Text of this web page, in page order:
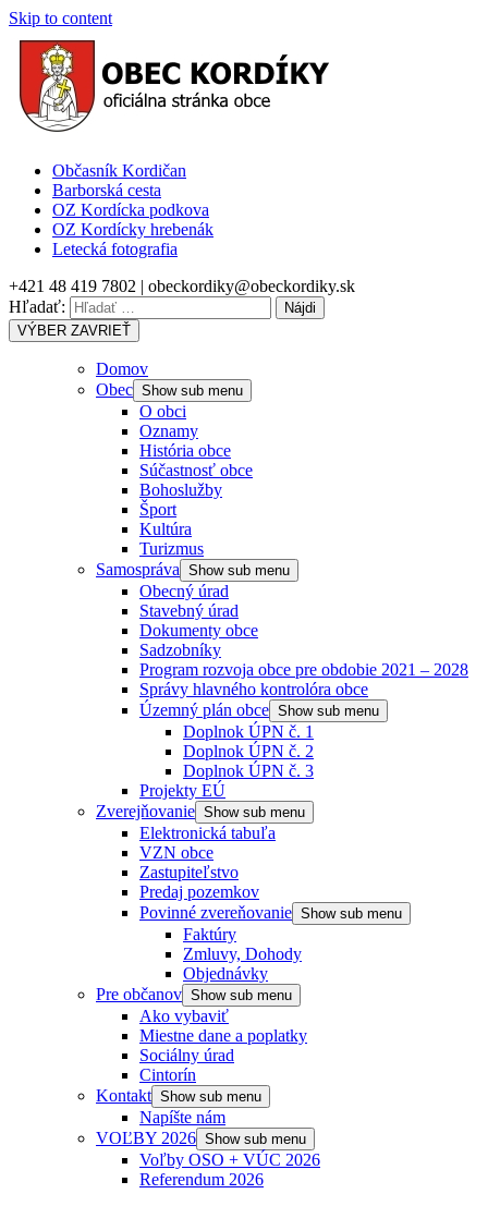
Skip to content
Občasník Kordičan
Barborská cesta
OZ Kordícka podkova
OZ Kordícky hrebenák
Letecká fotografia
+421 48 419 7802 | obeckordiky@obeckordiky.sk
Hľadať:
VÝBER ZAVRIEŤ
Domov
Obec Show sub menu
O obci
Oznamy
História obce
Súčastnosť obce
Bohoslužby
Šport
Kultúra
Turizmus
Samospráva Show sub menu
Obecný úrad
Stavebný úrad
Dokumenty obce
Sadzobníky
Program rozvoja obce pre obdobie 2021 – 2028
Správy hlavného kontrolóra obce
Územný plán obce Show sub menu
Doplnok ÚPN č. 1
Doplnok ÚPN č. 2
Doplnok ÚPN č. 3
Projekty EÚ
Zverejňovanie Show sub menu
Elektronická tabuľa
VZN obce
Zastupiteľstvo
Predaj pozemkov
Povinné zvereňovanie Show sub menu
Faktúry
Zmluvy, Dohody
Objednávky
Pre občanov Show sub menu
Ako vybaviť
Miestne dane a poplatky
Sociálny úrad
Cintorín
Kontakt Show sub menu
Napíšte nám
VOĽBY 2026 Show sub menu
Voľby OSO + VÚC 2026
Referendum 2026